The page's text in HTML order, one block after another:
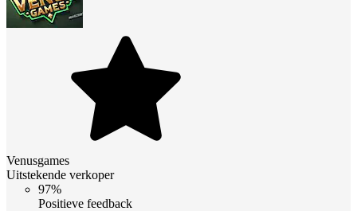
Venusgames
Uitstekende verkoper
97%
Positieve feedback